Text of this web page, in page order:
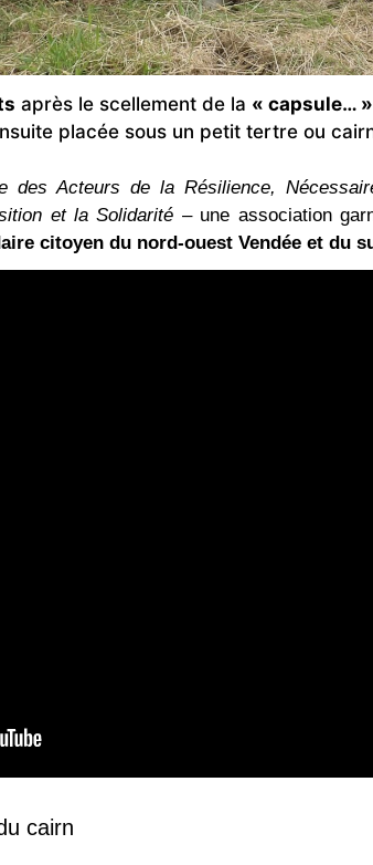
après le scellement de la « capsule… »
placée sous un petit tertre ou
des Acteurs de la Résilience,
et la Solidarité – une association
citoyen du nord-ouest Vendée et du
cairn